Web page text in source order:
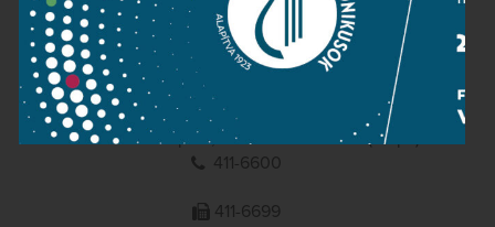
NEMZETI
FILHARMONIKUSOK
1095 Budapest, Komor Marcell u. 1. (Müpa)
411-6600
411-6699